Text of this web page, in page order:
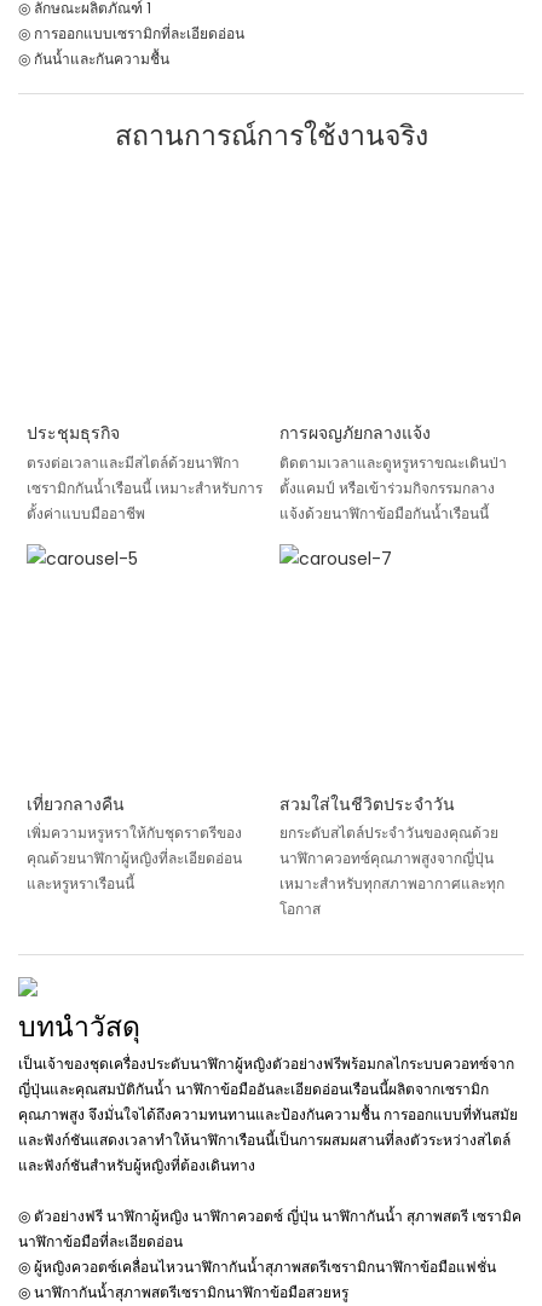
◎ ลักษณะผลิตภัณฑ์ 1
◎ การออกแบบเซรามิกที่ละเอียดอ่อน
◎ กันน้ำและกันความชื้น
สถานการณ์การใช้งานจริง
ประชุมธุรกิจ
ตรงต่อเวลาและมีสไตล์ด้วยนาฬิกา
เซรามิกกันน้ำเรือนนี้ เหมาะสำหรับการ
ตั้งค่าแบบมืออาชีพ
การผจญภัยกลางแจ้ง
ติดตามเวลาและดูหรูหราขณะเดินป่า
ตั้งแคมป์ หรือเข้าร่วมกิจกรรมกลาง
แจ้งด้วยนาฬิกาข้อมือกันน้ำเรือนนี้
เที่ยวกลางคืน
เพิ่มความหรูหราให้กับชุดราตรีของ
คุณด้วยนาฬิกาผู้หญิงที่ละเอียดอ่อน
และหรูหราเรือนนี้
สวมใส่ในชีวิตประจำวัน
ยกระดับสไตล์ประจำวันของคุณด้วย
นาฬิกาควอทซ์คุณภาพสูงจากญี่ปุ่น
เหมาะสำหรับทุกสภาพอากาศและทุก
โอกาส
บทนำวัสดุ
เป็นเจ้าของชุดเครื่องประดับนาฬิกาผู้หญิงตัวอย่างฟรีพร้อมกลไกระบบควอทซ์จาก
ญี่ปุ่นและคุณสมบัติกันน้ำ นาฬิกาข้อมืออันละเอียดอ่อนเรือนนี้ผลิตจากเซรามิก
คุณภาพสูง จึงมั่นใจได้ถึงความทนทานและป้องกันความชื้น การออกแบบที่ทันสมัย
และฟังก์ชันแสดงเวลาทำให้นาฬิกาเรือนนี้เป็นการผสมผสานที่ลงตัวระหว่างสไตล์
และฟังก์ชันสำหรับผู้หญิงที่ต้องเดินทาง
◎ ตัวอย่างฟรี นาฬิกาผู้หญิง นาฬิกาควอตซ์ ญี่ปุ่น นาฬิกากันน้ำ สุภาพสตรี เซรามิค
นาฬิกาข้อมือที่ละเอียดอ่อน
◎ ผู้หญิงควอตซ์เคลื่อนไหวนาฬิกากันน้ำสุภาพสตรีเซรามิกนาฬิกาข้อมือแฟชั่น
◎ นาฬิกากันน้ำสุภาพสตรีเซรามิกนาฬิกาข้อมือสวยหรู